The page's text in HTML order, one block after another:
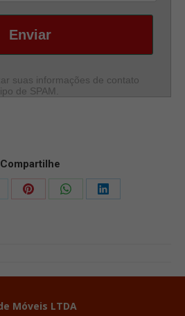
Enviar
suas informações de contato
de SPAM.
Compartilhe
CompartilharCompartilharCompartilhar
Móveis LTDA